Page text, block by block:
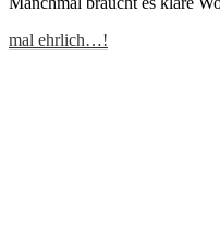
mal ehrlich…!